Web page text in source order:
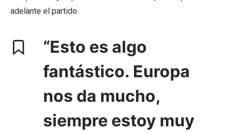
adelante el partido.
“Esto es algo
fantástico. Europa
nos da mucho,
siempre estoy muy